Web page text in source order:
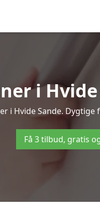
i
i Hvide Sande.
Få 3 tilbud, gratis